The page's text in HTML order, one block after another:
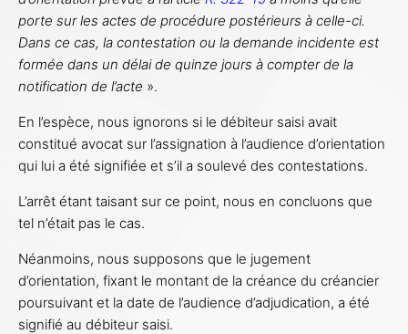
porte sur les actes de procédure postérieurs à celle-ci.
Dans ce cas, la contestation ou la demande incidente est
formée dans un délai de quinze jours à compter de la
notification de l’acte ».
En l’espèce, nous ignorons si le débiteur saisi avait
constitué avocat sur l’assignation à l’audience d’orientation
qui lui a été signifiée et s’il a soulevé des contestations.
L’arrêt étant taisant sur ce point, nous en concluons que
tel n’était pas le cas.
Néanmoins, nous supposons que le jugement
d’orientation, fixant le montant de la créance du créancier
poursuivant et la date de l’audience d’adjudication, a été
signifié au débiteur saisi.